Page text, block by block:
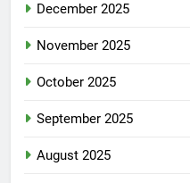
December 2025
November 2025
October 2025
September 2025
August 2025